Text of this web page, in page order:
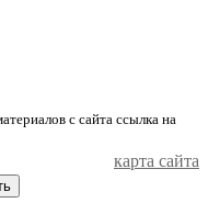
с сайта ссылка на
карта сайта